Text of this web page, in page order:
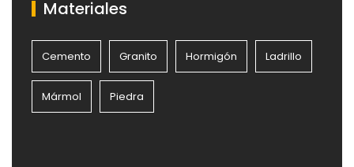
Materiales
Cemento Granito Hormigón Ladrillo
Mármol Piedra